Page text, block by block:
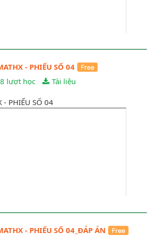
- PHIẾU SỐ 04
lượt học Tài liệu
- PHIẾU SỐ 04
- PHIẾU SỐ 04_ĐÁP ÁN